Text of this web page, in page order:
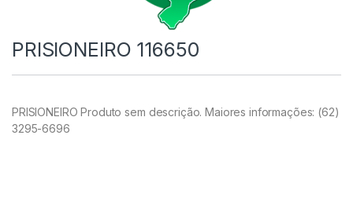
PRISIONEIRO 116650
PRISIONEIRO Produto sem descrição. Maiores informações: (62)
3295-6696